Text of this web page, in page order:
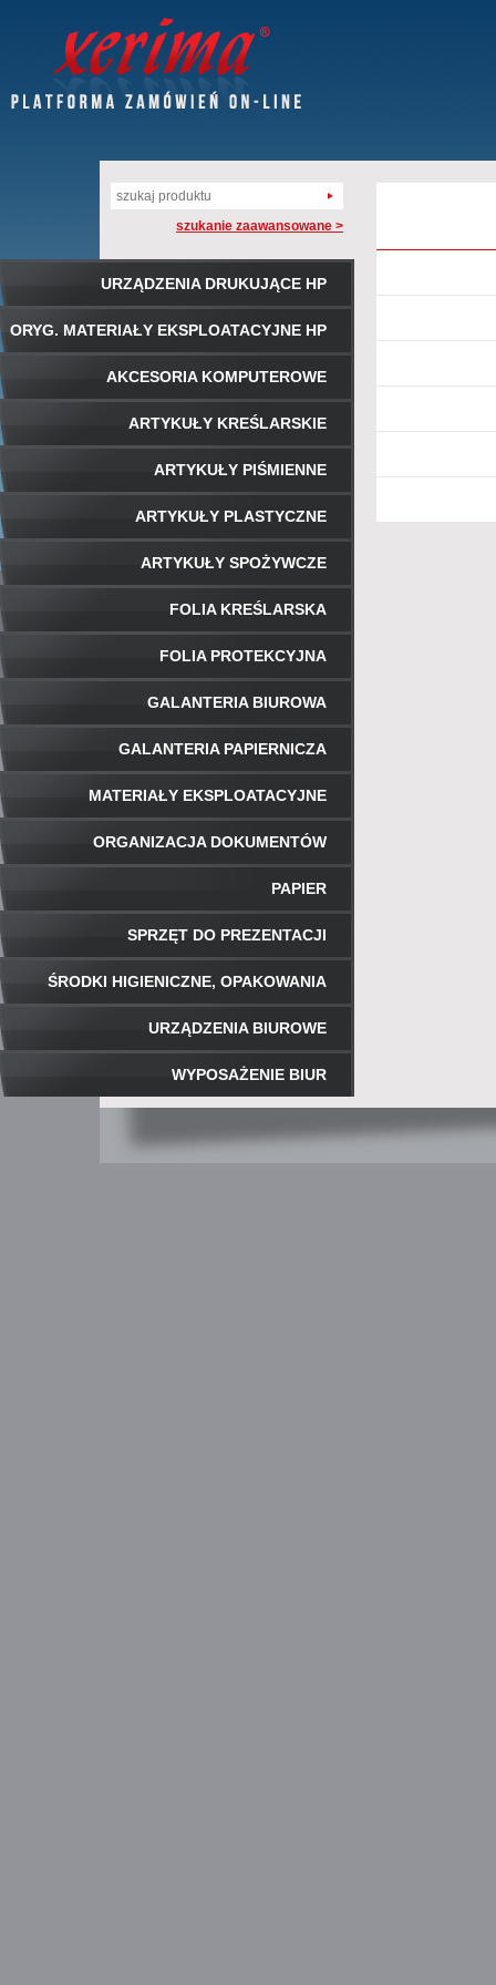
szukanie zaawansowane >
URZĄDZENIA DRUKUJĄCE HP
ORYG. MATERIAŁY EKSPLOATACYJNE HP
AKCESORIA KOMPUTEROWE
ARTYKUŁY KREŚLARSKIE
ARTYKUŁY PIŚMIENNE
ARTYKUŁY PLASTYCZNE
ARTYKUŁY SPOŻYWCZE
FOLIA KREŚLARSKA
FOLIA PROTEKCYJNA
GALANTERIA BIUROWA
GALANTERIA PAPIERNICZA
MATERIAŁY EKSPLOATACYJNE
ORGANIZACJA DOKUMENTÓW
PAPIER
SPRZĘT DO PREZENTACJI
ŚRODKI HIGIENICZNE, OPAKOWANIA
URZĄDZENIA BIUROWE
WYPOSAŻENIE BIUR